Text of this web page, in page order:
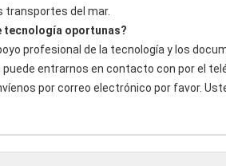
transportes del mar.
tecnología oportunas?
profesional de la tecnología y los
entrarnos en contacto con por el
por correo electrónico por favor.